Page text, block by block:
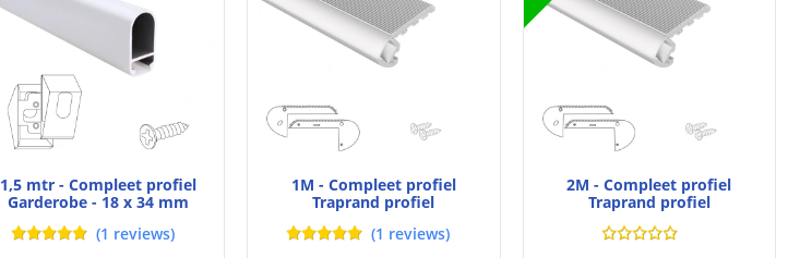
1,5 mtr - Compleet profiel
Garderobe - 18 x 34 mm
(1 reviews)
1M - Compleet profiel
Traprand profiel
(1 reviews)
2M - Compleet profiel
Traprand profiel